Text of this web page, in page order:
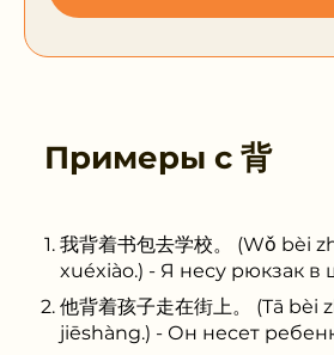
Примеры с 背
我背着书包去学校。 (Wǒ bèi
xuéxiào.) - Я несу рюкзак в
他背着孩子走在街上。 (Tā bèi
jiēshàng.) - Он несет